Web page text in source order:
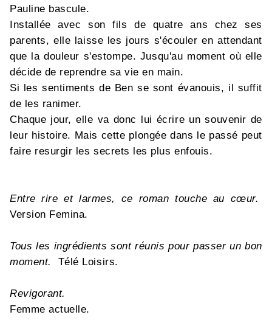
Pauline bascule.
Installée avec son fils de quatre ans chez ses
parents, elle laisse les jours s'écouler en attendant
que la douleur s'estompe. Jusqu'au moment où elle
décide de reprendre sa vie en main.
Si les sentiments de Ben se sont évanouis, il suffit
de les ranimer.
Chaque jour, elle va donc lui écrire un souvenir de
leur histoire. Mais cette plongée dans le passé peut
faire resurgir les secrets les plus enfouis.
Entre rire et larmes, ce roman touche au cœur.
Version Femina.
Tous les ingrédients sont réunis pour passer un bon
moment. Télé Loisirs.
Revigorant.
Femme actuelle.